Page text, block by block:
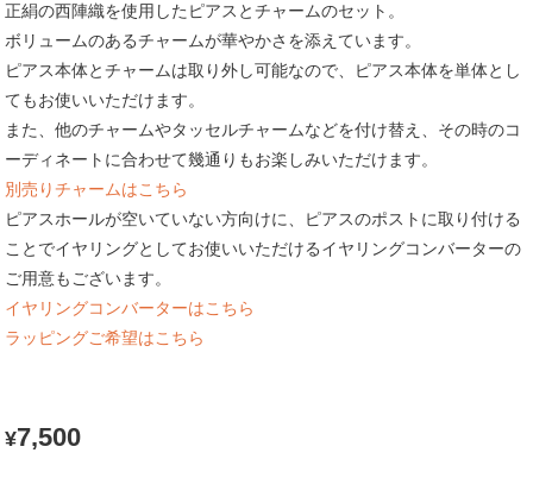
正絹の西陣織を使用したピアスとチャームのセット。
ボリュームのあるチャームが華やかさを添えています。
ピアス本体とチャームは取り外し可能なので、ピアス本体を単体とし
てもお使いいただけます。
また、他のチャームやタッセルチャームなどを付け替え、その時のコ
ーディネートに合わせて幾通りもお楽しみいただけます。
別売りチャームはこちら
ピアスホールが空いていない方向けに、ピアスのポストに取り付ける
ことでイヤリングとしてお使いいただけるイヤリングコンバーターの
ご用意もございます。
イヤリングコンバーターはこちら
ラッピングご希望はこちら
¥7,500